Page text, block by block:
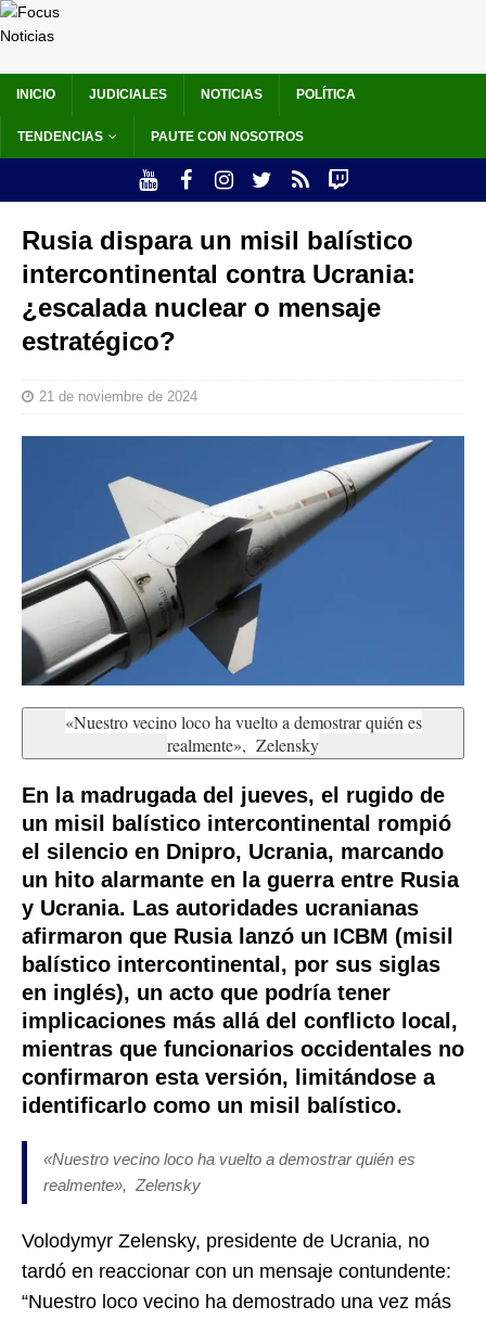
INICIO JUDICIALES NOTICIAS POLÍTICA
TENDENCIAS PAUTE CON NOSOTROS
Rusia dispara un misil balístico
intercontinental contra Ucrania:
¿escalada nuclear o mensaje
estratégico?
21 de noviembre de 2024
«Nuestro vecino loco ha vuelto a demostrar quién es
realmente», Zelensky
En la madrugada del jueves, el rugido de
un misil balístico intercontinental rompió
el silencio en Dnipro, Ucrania, marcando
un hito alarmante en la guerra entre Rusia
y Ucrania. Las autoridades ucranianas
afirmaron que Rusia lanzó un ICBM (misil
balístico intercontinental, por sus siglas
en inglés), un acto que podría tener
implicaciones más allá del conflicto local,
mientras que funcionarios occidentales no
confirmaron esta versión, limitándose a
identificarlo como un misil balístico.
«Nuestro vecino loco ha vuelto a demostrar quién es
realmente», Zelensky
Volodymyr Zelensky, presidente de Ucrania, no
tardó en reaccionar con un mensaje contundente:
“Nuestro loco vecino ha demostrado una vez más